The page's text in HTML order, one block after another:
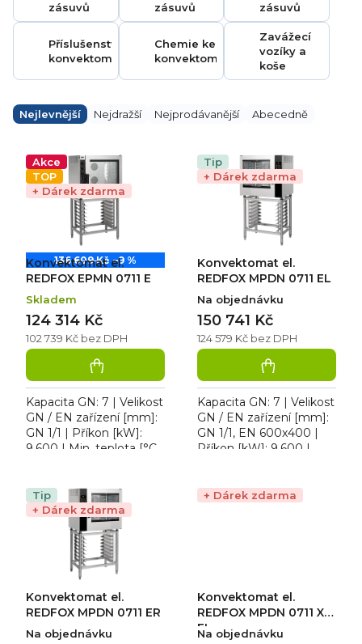
zásuvů
zásuvů
zásuvů
Příslušenství ke
konvektomatům
Chemie ke
konvektomatům
Zavážecí
vozíky a
koše
a
z
Nejlevnější Nejdražší Nejprodávanější Abecedně
Akce
TOP
+ Dárek zdarma
136 609 Kč –9 %
Konvektomat el.
REDFOX EPMN 0711 E
Skladem
102 739 Kč bez DPH
124 314 Kč
Kapacita GN: 7 | Velikost
GN / EN zařízení [mm]:
GN 1/1 | Příkon [kW]:
9,600 | Min. teplota [°C]:
REDFOX EPMN...
Tip
+ Dárek zdarma
Konvektomat el.
REDFOX MPDN 0711 EL
Na objednávku
124 579 Kč bez DPH
150 741 Kč
Kapacita GN: 7 | Velikost
GN / EN zařízení [mm]:
GN 1/1, EN 600x400 |
Příkon [kW]: 9,600 |
Typ spotřebiče:...
Tip
+ Dárek zdarma
Konvektomat el.
REDFOX MPDN 0711 ER
Na objednávku
+ Dárek zdarma
Konvektomat el.
REDFOX MPDN 0711 X
EL
Na objednávku